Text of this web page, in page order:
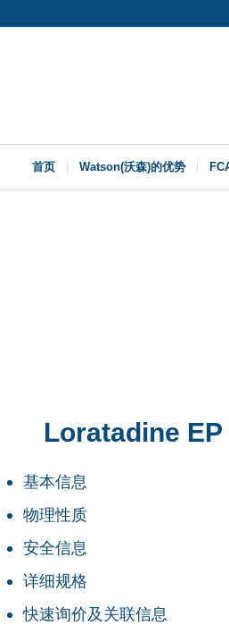
首页 Watson(沃森)的优势
Loratadine
基本信息
物理性质
安全信息
详细规格
快速询价及关联信息